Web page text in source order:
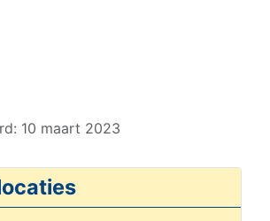
10 maart 2023